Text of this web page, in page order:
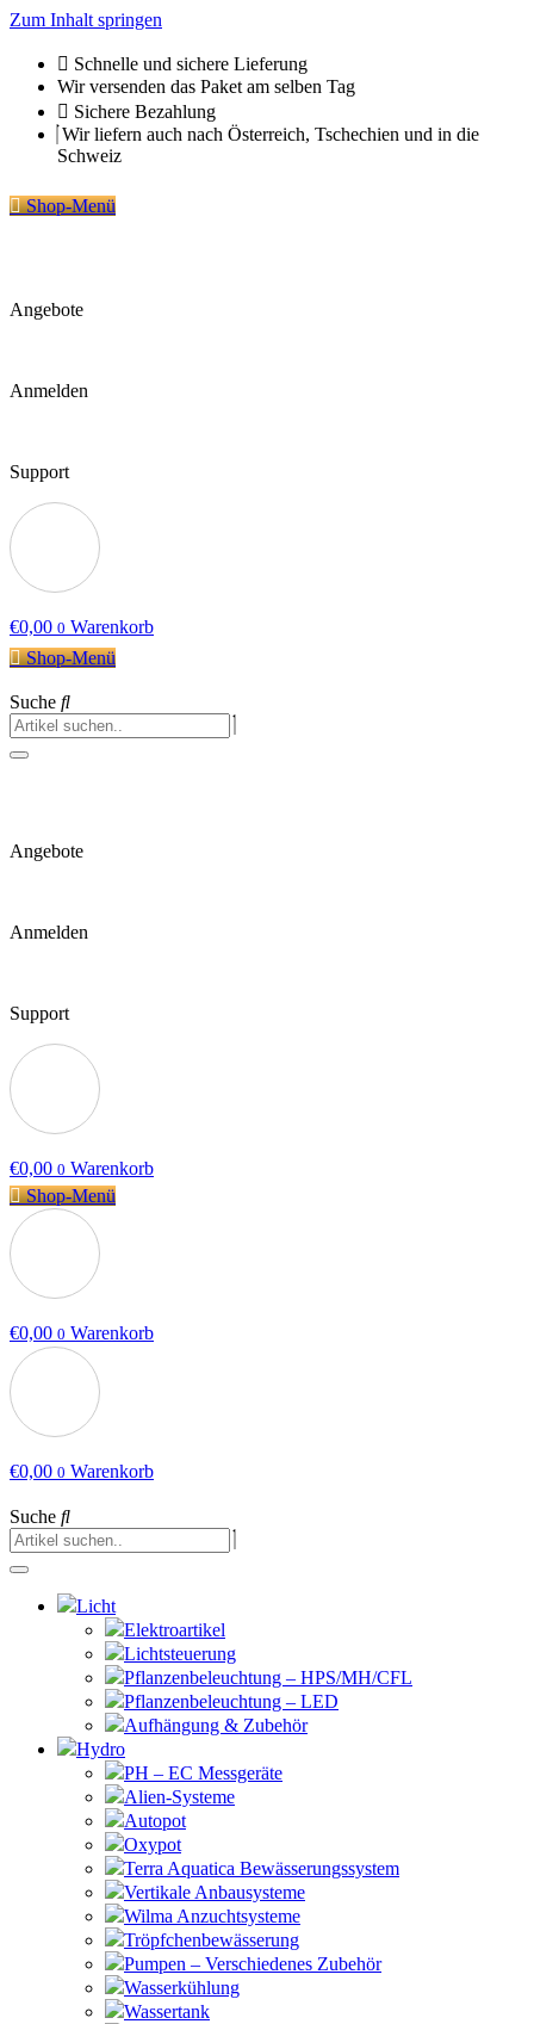
Zum Inhalt springen
Schnelle und sichere Lieferung
Wir versenden das Paket am selben Tag
Sichere Bezahlung
Wir liefern auch nach Österreich, Tschechien und in die
Schweiz
Shop-Menü
Angebote
Anmelden
Support
€0,00 0 Warenkorb
Shop-Menü
Suche
Angebote
Anmelden
Support
€0,00 0 Warenkorb
Shop-Menü
€0,00 0 Warenkorb
€0,00 0 Warenkorb
Suche
Licht
Elektroartikel
Lichtsteuerung
Pflanzenbeleuchtung – HPS/MH/CFL
Pflanzenbeleuchtung – LED
Aufhängung & Zubehör
Hydro
PH – EC Messgeräte
Alien-Systeme
Autopot
Oxypot
Terra Aquatica Bewässerungssystem
Vertikale Anbausysteme
Wilma Anzuchtsysteme
Tröpfchenbewässerung
Pumpen – Verschiedenes Zubehör
Wasserkühlung
Wassertank